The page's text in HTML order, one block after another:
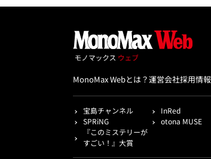
MonoMax Webとは？運営会社採用情報
宝島チャンネル InRed
SPRiNG
otona MUSE
『このミステリーが
すごい！』大賞